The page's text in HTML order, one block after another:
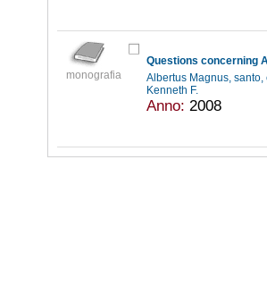
monografia
Questions concerning
Albertus Magnus,
Kenneth F.
Anno: 2008